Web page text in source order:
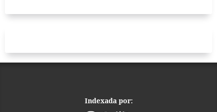
Indexada por: